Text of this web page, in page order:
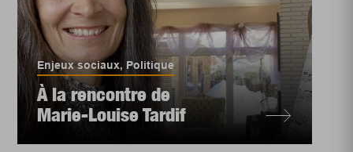
Enjeux sociaux, Politique
À la rencontre de
Marie-Louise Tardif